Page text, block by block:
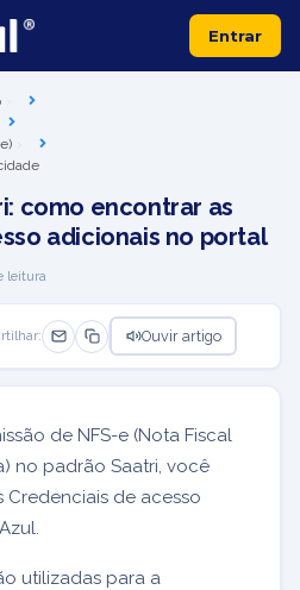
Entrar
como encontrar as
adicionais no portal
leitura
Ouvir artigo
de NFS-e (Nota Fiscal
no padrão Saatri, você
Credenciais de acesso
utilizadas para a